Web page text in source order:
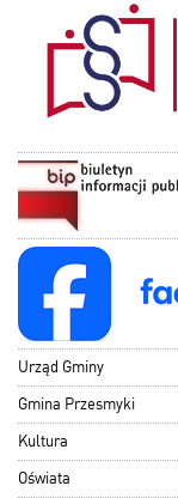
Urząd Gminy
Gmina Przesmyki
Kultura
Oświata